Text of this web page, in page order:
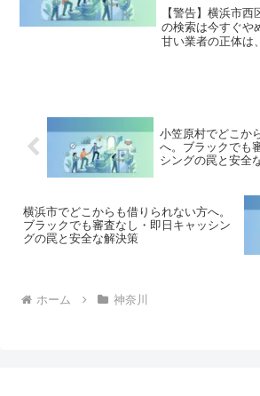
な解決策
【警告】横浜市
の検索は今すぐや
甘い業者の正体は
小笠原村でどこか
へ。ブラックでも
シングの罠と安全
横浜市でどこからも借りられない方へ。
ブラックでも審査なし・即日キャッシン
グの罠と安全な解決策
ホーム 神奈川